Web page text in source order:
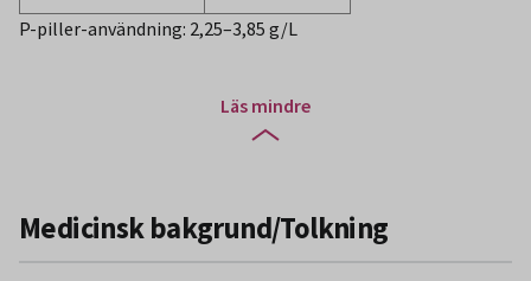
P-piller-användning: 2,25–3,85 g/L
Läs mindre
Medicinsk bakgrund/Tolkning